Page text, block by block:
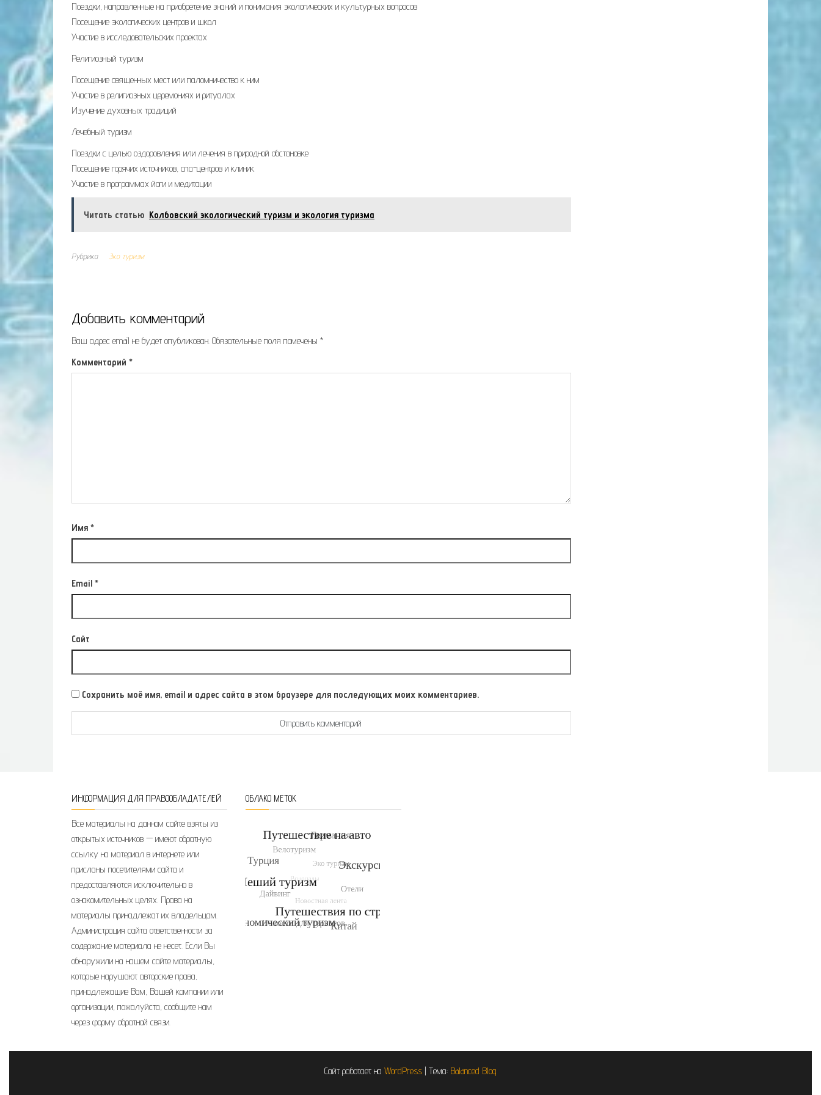
Поездки, направленные на приобретение знаний и понимания экологических и культурных вопросов
Посещение экологических центров и школ
Участие в исследовательских проектах
Религиозный туризм
Посещение священных мест или паломничество к ним
Участие в религиозных церемониях и ритуалах
Изучение духовных традиций
Лечебный туризм
Поездки с целью оздоровления или лечения в природной обстановке
Посещение горячих источников, спа-центров и клиник
Участие в программах йоги и медитации
Читать статью Колбовский экологический туризм и экология туризма
Рубрика Эко туризм
Добавить комментарий
Ваш адрес email не будет опубликован. Обязательные поля помечены *
Комментарий *
Имя *
Email *
Сайт
Сохранить моё имя, email и адрес сайта в этом браузере для последующих моих комментариев.
ИНФОРМАЦИЯ ДЛЯ ПРАВООБЛАДАТЕЛЕЙ
Все материалы на данном сайте взяты из
открытых источников — имеют обратную
ссылку на материал в интернете или
присланы посетителями сайта и
предоставляются исключительно в
ознакомительных целях. Права на
материалы принадлежат их владельцам.
Администрация сайта ответственности за
содержание материала не несет. Если Вы
обнаружили на нашем сайте материалы,
которые нарушают авторские права,
принадлежащие Вам, Вашей компании или
организации, пожалуйста, сообщите нам
через форму обратной связи.
ОБЛАКО МЕТОК
Сайт работает на WordPress | Тема: Balanced Blog